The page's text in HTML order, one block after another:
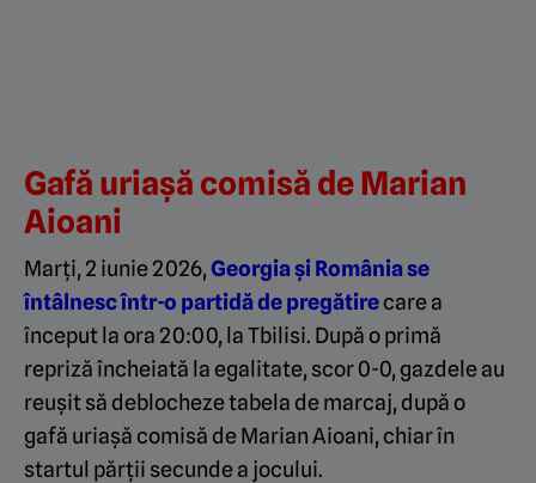
Gafă uriașă comisă de Marian
Aioani
Marți, 2 iunie 2026,Georgia și România se
întâlnesc într-o partidă de pregătirecare a
început la ora 20:00, la Tbilisi. După o primă
repriză încheiată la egalitate, scor 0-0, gazdele au
reușit să deblocheze tabela de marcaj, după o
gafă uriașă comisă de Marian Aioani, chiar în
startul părții secunde a jocului.